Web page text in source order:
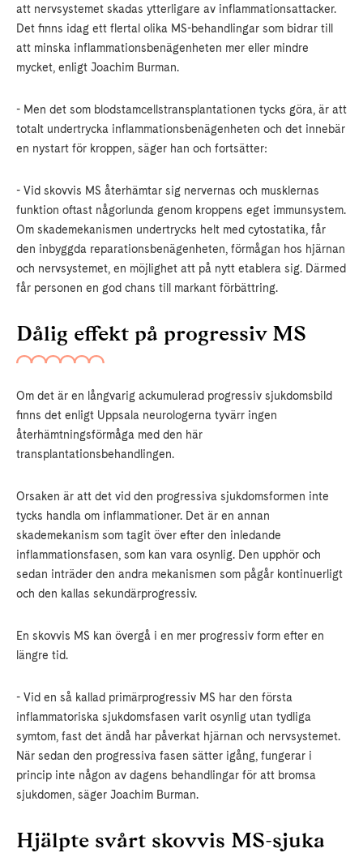
att nervsystemet skadas ytterligare av inflammationsattacker.
Det finns idag ett flertal olika MS-behandlingar som bidrar till
att minska inflammationsbenägenheten mer eller mindre
mycket, enligt Joachim Burman.
- Men det som blodstamcellstransplantationen tycks göra, är att
totalt undertrycka inflammationsbenägenheten och det innebär
en nystart för kroppen, säger han och fortsätter:
- Vid skovvis MS återhämtar sig nervernas och musklernas
funktion oftast någorlunda genom kroppens eget immunsystem.
Om skademekanismen undertrycks helt med cytostatika, får
den inbyggda reparationsbenägenheten, förmågan hos hjärnan
och nervsystemet, en möjlighet att på nytt etablera sig. Därmed
får personen en god chans till markant förbättring.
Dålig effekt på progressiv MS
Om det är en långvarig ackumulerad progressiv sjukdomsbild
finns det enligt Uppsala neurologerna tyvärr ingen
återhämtningsförmåga med den här
transplantationsbehandlingen.
Orsaken är att det vid den progressiva sjukdomsformen inte
tycks handla om inflammationer. Det är en annan
skademekanism som tagit över efter den inledande
inflammationsfasen, som kan vara osynlig. Den upphör och
sedan inträder den andra mekanismen som pågår kontinuerligt
och den kallas sekundärprogressiv.
En skovvis MS kan övergå i en mer progressiv form efter en
längre tid.
- Vid en så kallad primärprogressiv MS har den första
inflammatoriska sjukdomsfasen varit osynlig utan tydliga
symtom, fast det ändå har påverkat hjärnan och nervsystemet.
När sedan den progressiva fasen sätter igång, fungerar i
princip inte någon av dagens behandlingar för att bromsa
sjukdomen, säger Joachim Burman.
Hjälpte svårt skovvis MS-sjuka